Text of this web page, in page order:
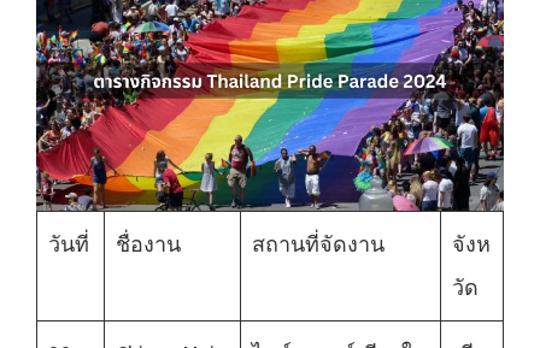
วันที่ ชื่องาน สถานที่จัดงาน
จังห
วัด